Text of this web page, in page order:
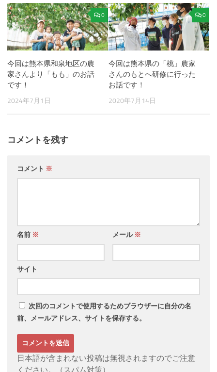
0
今回は熊本県和泉地区の農
家さんより「もも」のお話
です！
2024年7月1日
0
今回は熊本県の「桃」農家
さんのもとへ研修に行った
お話です！
2020年7月14日
コメントを残す
コメント ※
名前 ※ メール ※
サイト
次回のコメントで使用するためブラウザーに自分の名
前、メールアドレス、サイトを保存する。
日本語が含まれない投稿は無視されますのでご注意
ください。（スパム対策）